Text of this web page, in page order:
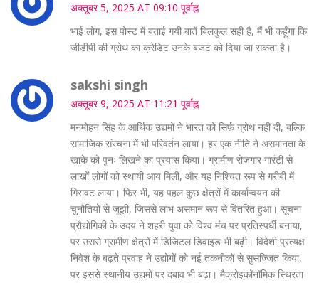
अक्तूबर 5, 2025 AT 09:10 पूर्वाह्न
भाई लोग, इस पोस्ट में बताई गयी बातें बिलकुल सही है, मैं भी कहूँगा कि
जीडीपी की ग्रोथ का क्रेडिट उनके बजट को दिया जा सकता है।
sakshi singh
अक्तूबर 9, 2025 AT 11:21 पूर्वाह्न
मनमोहन सिंह के आर्थिक उद्यमों ने भारत को सिर्फ़ ग्रोथ नहीं दी, बल्कि
सामाजिक संरचना में भी परिवर्तन लाया। हर एक नीति ने असमानता के
खाके को पुनः लिखने का प्रयास किया। ग्रामीण रोजगार गारंटी से
लाखों लोगों को स्थायी आय मिली, और यह निश्चित रूप से गरीबी में
गिरावट लाया। फिर भी, यह पहल कुछ क्षेत्रों में कार्यान्वयन की
चुनौतियों से जूझी, जिससे लाभ असमान रूप से वितरित हुआ। सूचना
प्रौद्योगिकी के उदय ने शहरी युवा को विश्व मंच पर प्रतिस्पर्धी बनाया,
पर उससे ग्रामीण क्षेत्रों में डिजिटल डिवाइड भी बढ़ी। विदेशी प्रत्यक्ष
निवेश के बढ़ते प्रवाह ने उद्योगों को नई तकनीकों से सुसज्जित किया,
पर इससे स्थानीय उद्यमों पर दबाव भी बढ़ा। मैक्रोइकॉनॉमिक स्थिरता